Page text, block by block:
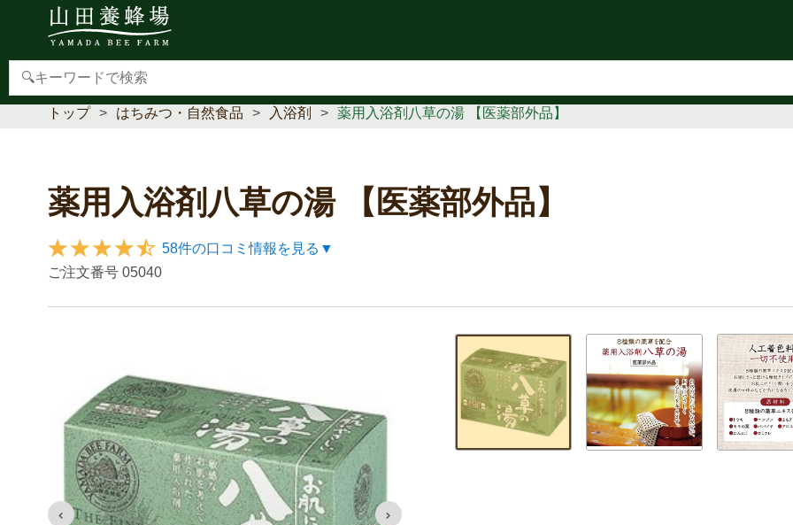
【重要】本人認証サービス(3Dセキュア2.0)導入のお知らせ
トップ はちみつ・自然食品 入浴剤 薬用入浴剤八草の湯 【医薬部外品】
薬用入浴剤八草の湯 【医薬部外品】
58件の口コミ情報を見る▼
ご注文番号 05040